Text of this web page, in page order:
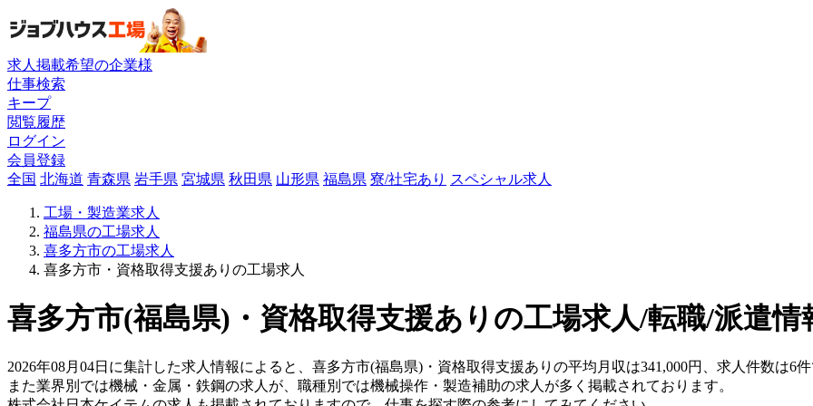
求人掲載希望の企業様
仕事検索
キープ
閲覧履歴
ログイン
会員登録
全国 北海道 青森県 岩手県 宮城県 秋田県 山形県 福島県 寮/社宅あり スペシャル求人
工場・製造業求人
福島県の工場求人
喜多方市の工場求人
喜多方市・資格取得支援ありの工場求人
喜多方市(福島県)・資格取得支援ありの工場求人/転職/派遣情
2026年08月04日に集計した求人情報によると、喜多方市(福島県)・資格取得支援ありの平均月収は341,000円、求人件数は6
また業界別では機械・金属・鉄鋼の求人が、職種別では機械操作・製造補助の求人が多く掲載されております。